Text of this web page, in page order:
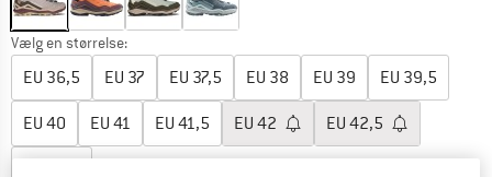
Vælg en størrelse:
EU 36,5 EU 37 EU 37,5 EU 38 EU 39 EU 39,5
EU 40 EU 41 EU 41,5 EU 42 EU 42,5